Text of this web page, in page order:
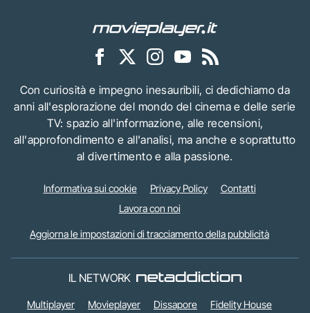
Con curiosità e impegno inesauribili, ci dedichiamo da
anni all'esplorazione del mondo del cinema e delle serie
TV: spazio all'informazione, alle recensioni,
all'approfondimento e all'analisi, ma anche e soprattutto
al divertimento e alla passione.
Informativa sui cookie Privacy Policy
Contatti
Lavora con noi
Aggiorna le impostazioni di tracciamento della pubblicità
IL NETWORK
Multiplayer Movieplayer Dissapore Fidelity House